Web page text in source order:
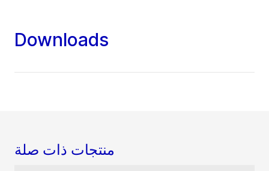
Downloads
منتجات ذات صلة